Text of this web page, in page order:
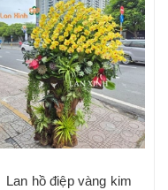
Lan hồ điệp vàng kim